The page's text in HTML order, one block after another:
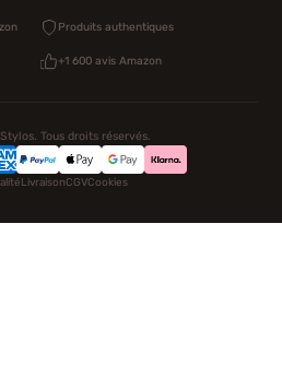
Produits authentiques
+1 600 avis Amazon
Tous droits réservés.
LivraisonCGVCookies